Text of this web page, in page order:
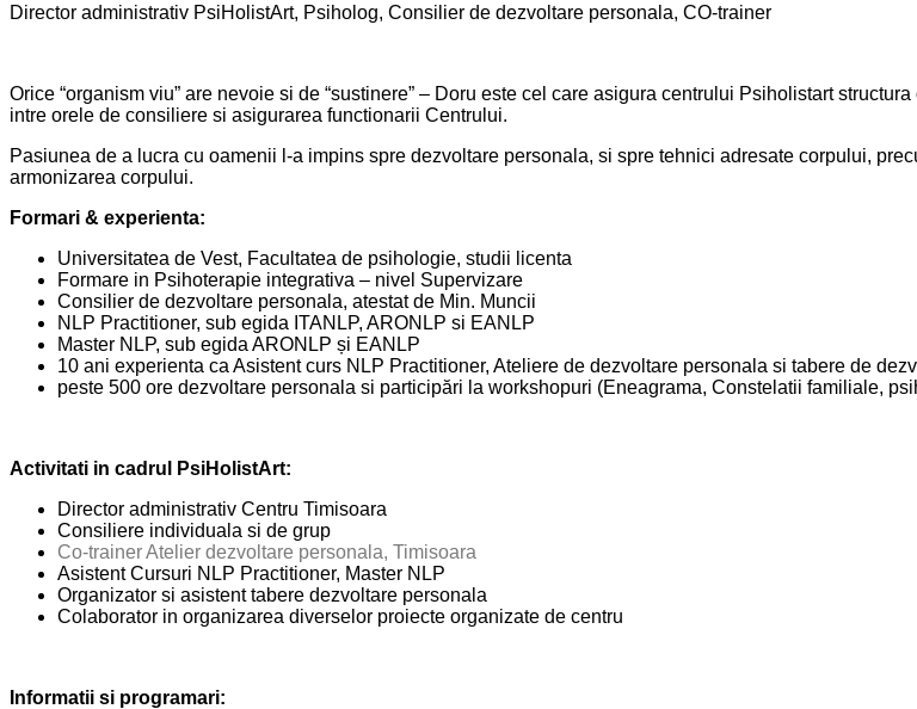
Director administrativ PsiHolistArt, Psiholog, Consilier de dezvoltare personala, CO-trainer
Orice “organism viu” are nevoie si de “sustinere” – Doru este cel care asigura centrului Psiholistart
intre orele de consiliere si asigurarea functionarii Centrului.
Pasiunea de a lucra cu oamenii l-a impins spre dezvoltare personala, si spre tehnici adresate corpului,
armonizarea corpului.
Formari & experienta:
Universitatea de Vest, Facultatea de psihologie, studii licenta
Formare in Psihoterapie integrativa – nivel Supervizare
Consilier de dezvoltare personala, atestat de Min. Muncii
NLP Practitioner, sub egida ITANLP, ARONLP si EANLP
Master NLP, sub egida ARONLP și EANLP
10 ani experienta ca Asistent curs NLP Practitioner, Ateliere de dezvoltare personala si tabere de
peste 500 ore dezvoltare personala si participări la workshopuri (Eneagrama, Constelatii familiale,
Activitati in cadrul PsiHolistArt:
Director administrativ Centru Timisoara
Consiliere individuala si de grup
Co-trainer Atelier dezvoltare personala, Timisoara
Asistent Cursuri NLP Practitioner, Master NLP
Organizator si asistent tabere dezvoltare personala
Colaborator in organizarea diverselor proiecte organizate de centru
Informatii si programari: